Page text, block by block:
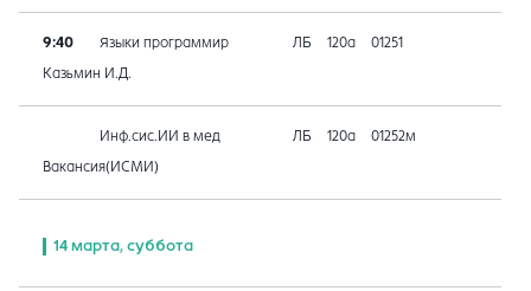
9:40 Языки программир ЛБ 120а 01251
Казьмин И.Д.
Инф.сис.ИИ в мед ЛБ 120а 01252м
Вакансия(ИСМИ)
14 марта, суббота